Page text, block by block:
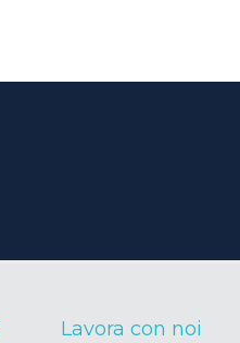
Lavora con noi